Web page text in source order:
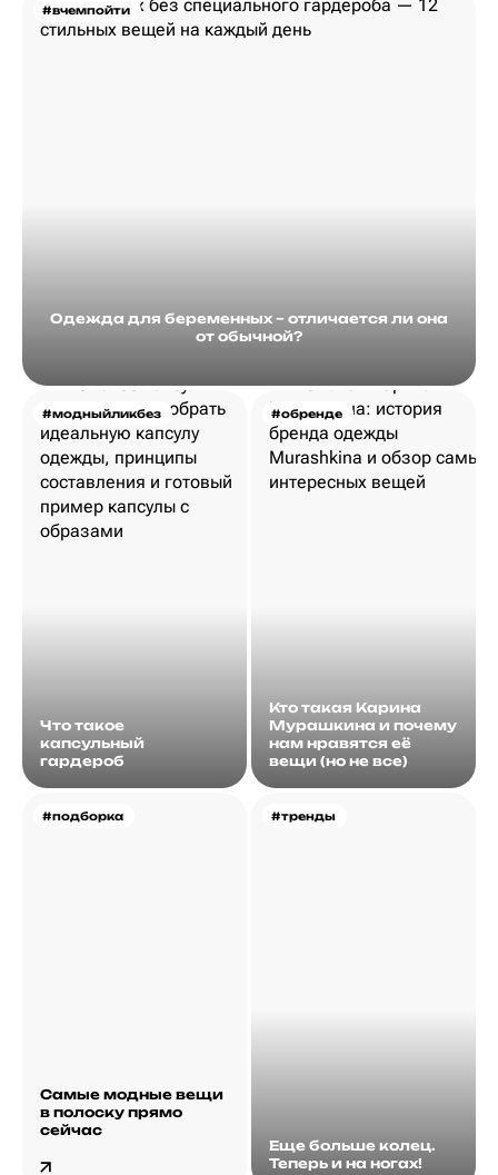
#вчемпойти
Одежда для беременных – отличается ли она
от обычной?
#модныйликбез
Что такое
капсульный
гардероб
#обренде
Кто такая Карина
Мурашкина и почему
нам нравятся её
вещи (но не все)
#подборка
Самые модные вещи
в полоску прямо
сейчас
#тренды
Еще больше колец.
Теперь и на ногах!